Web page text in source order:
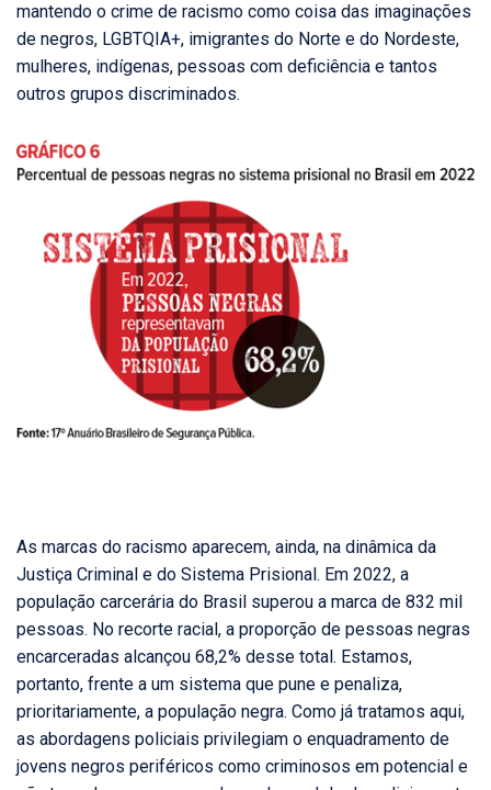
mantendo o crime de racismo como coisa das imaginações
de negros, LGBTQIA+, imigrantes do Norte e do Nordeste,
mulheres, indígenas, pessoas com deficiência e tantos
outros grupos discriminados.
As marcas do racismo aparecem, ainda, na dinâmica da
Justiça Criminal e do Sistema Prisional. Em 2022, a
população carcerária do Brasil superou a marca de 832 mil
pessoas. No recorte racial, a proporção de pessoas negras
encarceradas alcançou 68,2% desse total. Estamos,
portanto, frente a um sistema que pune e penaliza,
prioritariamente, a população negra. Como já tratamos aqui,
as abordagens policiais privilegiam o enquadramento de
jovens negros periféricos como criminosos em potencial e